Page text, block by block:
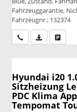
Fahrzeuggarantie,
Fahrzeugnr.: 132374
Wir rufen Sie an
PDF-Datei,
Hyundai i20
Sitzheizung
PDC Klima
Tempomat